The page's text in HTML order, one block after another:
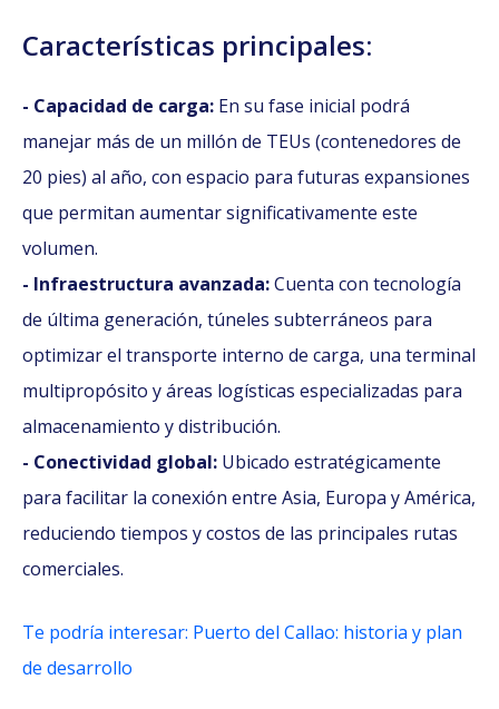
Características principales:
- Capacidad de carga: En su fase inicial podrá
manejar más de un millón de TEUs (contenedores de
20 pies) al año, con espacio para futuras expansiones
que permitan aumentar significativamente este
volumen.
- Infraestructura avanzada:Cuenta con tecnología
de última generación, túneles subterráneos para
optimizar el transporte interno de carga, una terminal
multipropósito y áreas logísticas especializadas para
almacenamiento y distribución.
- Conectividad global: Ubicado estratégicamente
para facilitar la conexión entre Asia, Europa y América,
reduciendo tiempos y costos de las principales rutas
comerciales.
Te podría interesar: Puerto del Callao: historia y plan
de desarrollo